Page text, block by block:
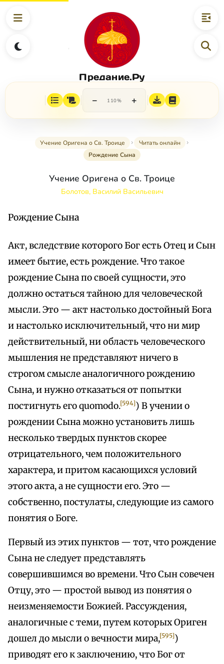
Предание.Ру
− 110% +
Учение Оригена о Св. Троице
Читать онлайн
Рождение Сына
Учение Оригена о Св. Троице
Болотов, Василий Васильевич
Рождение Сына
Акт, вследствие которого Бог есть Отец и Сын
имеет бытие, есть рождение. Что такое
рождение Сына по своей сущности, это
должно остаться тайною для человеческой
мысли. Это — акт настолько достойный Бога
и настолько исключительный, что ни мир
действительный, ни область человеческого
мышления не представляют ничего в
строгом смысле аналогичного рождению
Сына, и нужно отказаться от попытки
постигнуть его quomodo.[594]) В учении о
рождении Сына можно установить лишь
несколько твердых пунктов скорее
отрицательного, чем положительного
характера, и притом касающихся условий
этого акта, а не сущности его. Это —
собственно, постулаты, следующие из самого
понятия о Боге.
Первый из этих пунктов — тот, что рождение
Сына не следует представлять
совершившимся во времени. Что Сын совечен
Отцу, это — простой вывод из понятия о
неизменяемости Божией. Рассуждения,
аналогичные с теми, путем которых Ориген
дошел до мысли о вечности мира,[595])
приводят его к заключению, что Бог от